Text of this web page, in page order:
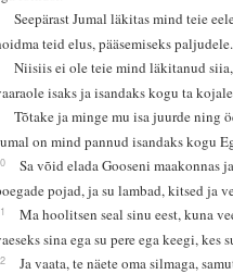
Seepärast Jumal läkitas mind teie
teid elus, pääsemiseks paljudele.
Niisiis ei ole teie mind läkitanud
isaks ja isandaks kogu ta
Tõtake ja minge mu isa juurde ning
on mind pannud isandaks kogu
Sa võid elada Gooseni maakonnas
pojad, ja su lambad, kitsed ja
Ma hoolitsen seal sinu eest, kuna
sina ega su pere ega keegi, kes
Ja vaata, te näete oma silmaga,